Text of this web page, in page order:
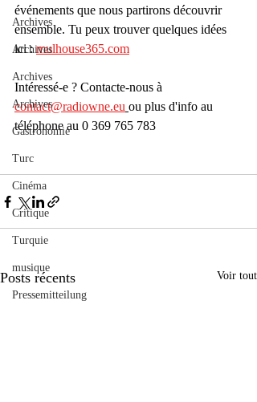
Archives
Archives
Archives
Archives
Gastronomie
Turc
Cinéma
Critique
Turquie
musique
Pressemitteilung
événements que nous partirons découvrir
ensemble. Tu peux trouver quelques idées
ici : mulhouse365.com
Intéressé-e ? Contacte-nous à
contact@radiowne.eu ou plus d'info au
téléphone au 0 369 765 783
Posts récents Voir tout